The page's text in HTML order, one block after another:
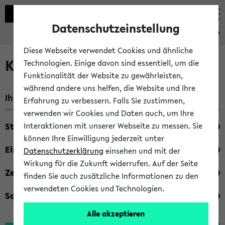
eKVV
Kombisuche im eKVV
Ihre Suchkriterien:
Studienfach
Einrichtung
Zeiten
Sonstiges
Datenschutzeinstellung
Diese Webseite verwendet Cookies und ähnliche
Technologien. Einige davon sind essentiell, um die
Funktionalität der Website zu gewährleisten,
während andere uns helfen, die Website und Ihre
Erfahrung zu verbessern. Falls Sie zustimmen,
verwenden wir Cookies und Daten auch, um Ihre
Interaktionen mit unserer Webseite zu messen. Sie
können Ihre Einwilligung jederzeit unter
Datenschutzerklärung einsehen und mit der
Wirkung für die Zukunft widerrufen. Auf der Seite
finden Sie auch zusätzliche Informationen zu den
verwendeten Cookies und Technologien.
Alle akzeptieren